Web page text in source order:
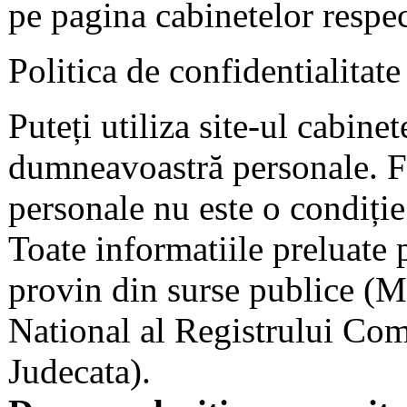
pe pagina cabinetelor
Politica de confidentialitate
Puteți utiliza site-ul
dumneavoastră personale.
personale nu este o
Toate informatiile preluate
provin din surse publice
National al Registrului
Judecata).